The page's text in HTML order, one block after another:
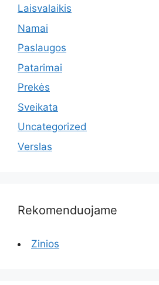
Laisvalaikis
Namai
Paslaugos
Patarimai
Prekės
Sveikata
Uncategorized
Verslas
Rekomenduojame
Zinios